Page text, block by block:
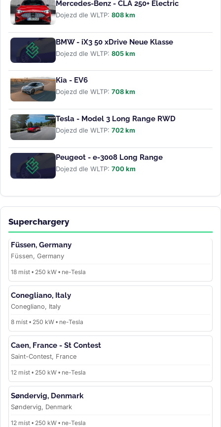
Mercedes-Benz - CLA 250+ Electric
Dojezd dle WLTP: 808 km
BMW - iX3 50 xDrive Neue Klasse
Dojezd dle WLTP: 805 km
Kia - EV6
Dojezd dle WLTP: 708 km
Tesla - Model 3 Long Range RWD
Dojezd dle WLTP: 702 km
Peugeot - e-3008 Long Range
Dojezd dle WLTP: 700 km
Superchargery
Füssen, Germany
Füssen, Germany
18 míst • 250 kW • ne-Tesla
Conegliano, Italy
Conegliano, Italy
8 míst • 250 kW • ne-Tesla
Caen, France - St Contest
Saint-Contest, France
12 míst • 250 kW • ne-Tesla
Søndervig, Denmark
Søndervig, Denmark
12 míst • 250 kW • ne-Tesla